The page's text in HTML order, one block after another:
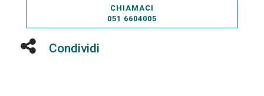
CHIAMACI
051 6604005
Condividi